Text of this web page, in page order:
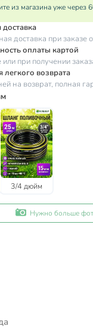
из магазина уже через
доставка при заказе
оплаты картой
или при получении
легкого возврата
на возврат, полная
3/4 дюйм
Нужно больше